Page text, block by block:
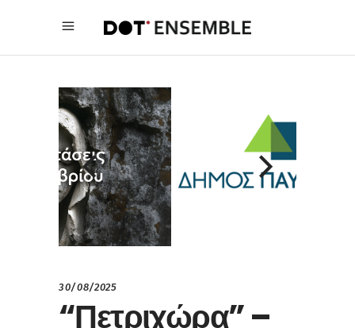
30/08/2025
“Πετριχώρα” –